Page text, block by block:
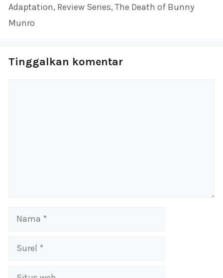
Adaptation, Review Series, The Death of Bunny
Munro
Tinggalkan komentar
Nama
Surel
Situs